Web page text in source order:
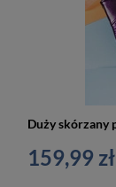
159,99 zł